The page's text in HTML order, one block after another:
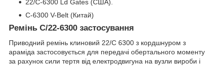
22/C-6300 Ld Gates (США).
C-6300 V-Belt (Китай)
Ремінь C/22-6300 застосування
Приводний ремінь клиновий 22/C 6300 з кордшнуром з
араміда застосовується для передачі обертального моменту
за рахунок сили тертя від електродвигуна на вузли вироби і